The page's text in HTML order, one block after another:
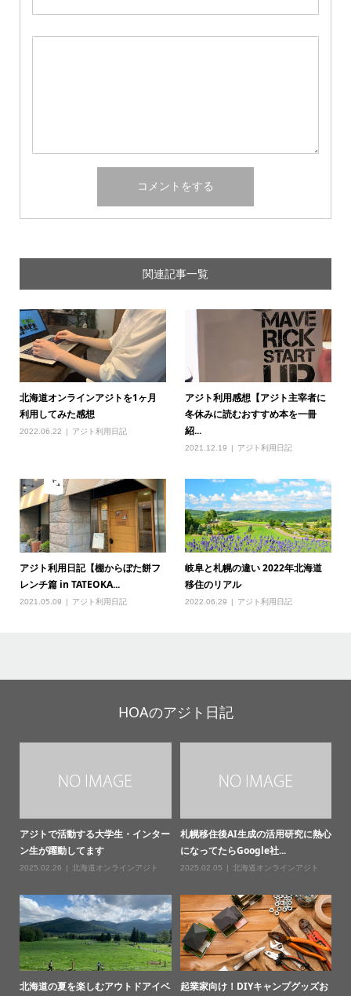
関連記事一覧
北海道オンラインアジトを1ヶ月
利用してみた感想
2022.06.22 アジト利用日記
アジト利用感想【アジト主宰者に
冬休みに読むおすすめ本を一冊
紹...
2021.12.19 アジト利用日記
アジト利用日記【棚からぼた餅フ
レンチ篇 in TATEOKA...
2021.05.09 アジト利用日記
岐阜と札幌の違い 2022年北海道
移住のリアル
2022.06.29 アジト利用日記
HOAのアジト日記
アジトで活動する大学生・インター
ン生が躍動してます
2025.02.26 北海道オンラインアジト
札幌移住後AI生成の活用研究に熱心
になってたらGoogle社...
2025.02.05 北海道オンラインアジト
北海道の夏を楽しむアウトドアイベ 起業家向け！DIYキャンプグッズお